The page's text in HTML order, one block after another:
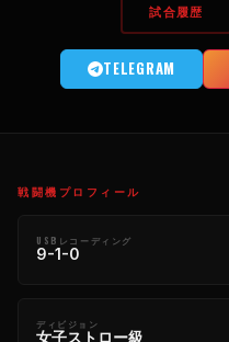
試合履歴
TELEGRAM
戦闘機プロフィール
USBレコーディング
9-1-0
ディビジョン
女子ストロー級